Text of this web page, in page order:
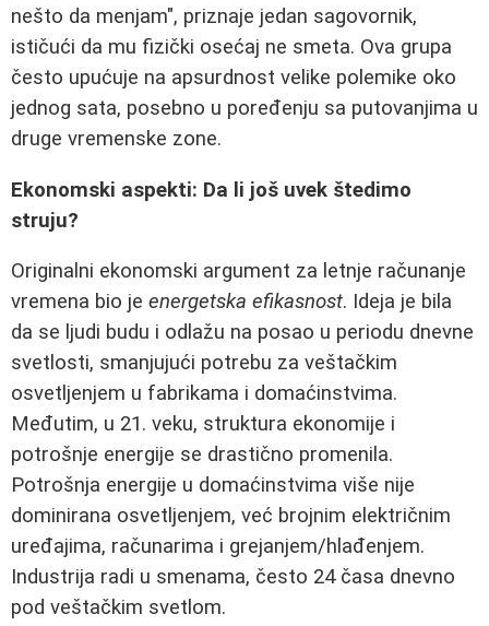
nešto da menjam", priznaje jedan sagovornik,
ističući da mu fizički osećaj ne smeta. Ova grupa
često upućuje na apsurdnost velike polemike oko
jednog sata, posebno u poređenju sa putovanjima u
druge vremenske zone.
Ekonomski aspekti: Da li još uvek štedimo
struju?
Originalni ekonomski argument za letnje računanje
vremena bio je energetska efikasnost. Ideja je bila
da se ljudi budu i odlažu na posao u periodu dnevne
svetlosti, smanjujući potrebu za veštačkim
osvetljenjem u fabrikama i domaćinstvima.
Međutim, u 21. veku, struktura ekonomije i
potrošnje energije se drastično promenila.
Potrošnja energije u domaćinstvima više nije
dominirana osvetljenjem, već brojnim električnim
uređajima, računarima i grejanjem/hlađenjem.
Industrija radi u smenama, često 24 časa dnevno
pod veštačkim svetlom.